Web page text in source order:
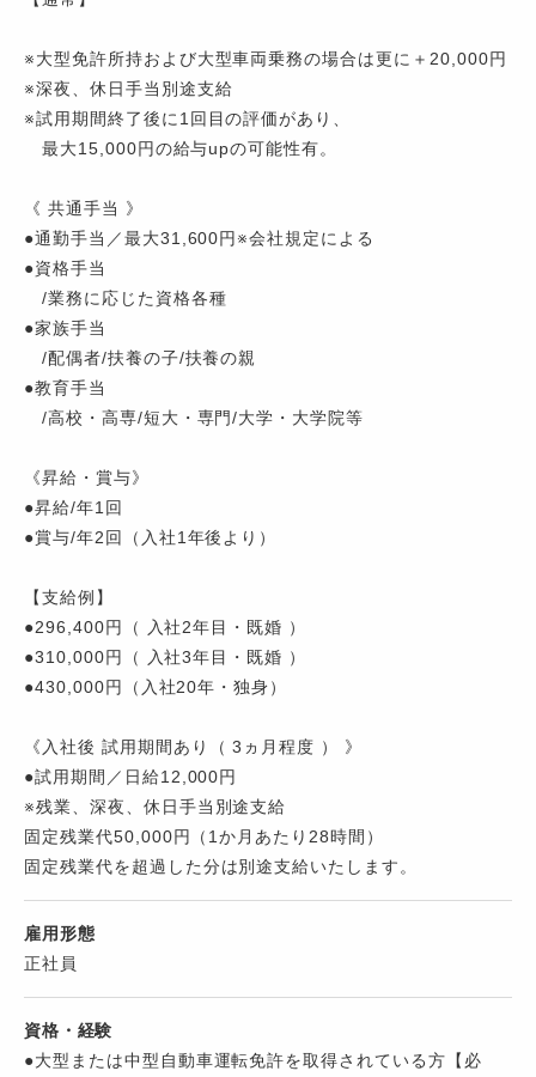
※大型免許所持および大型車両乗務の場合は更に＋20,000円
※深夜、休日手当別途支給
※試用期間終了後に1回目の評価があり、
最大15,000円の給与upの可能性有。
《 共通手当 》
●通勤手当／最大31,600円※会社規定による
●資格手当
/業務に応じた資格各種
●家族手当
/配偶者/扶養の子/扶養の親
●教育手当
/高校・高専/短大・専門/大学・大学院等
《昇給・賞与》
●昇給/年1回
●賞与/年2回（入社1年後より）
【支給例】
●296,400円（ 入社2年目・既婚 ）
●310,000円（ 入社3年目・既婚 ）
●430,000円（入社20年・独身）
《入社後 試用期間あり（ 3ヵ月程度 ） 》
●試用期間／日給12,000円
※残業、深夜、休日手当別途支給
固定残業代50,000円（1か月あたり28時間）
固定残業代を超過した分は別途支給いたします。
雇用形態
正社員
資格・経験
●大型または中型自動車運転免許を取得されている方【必